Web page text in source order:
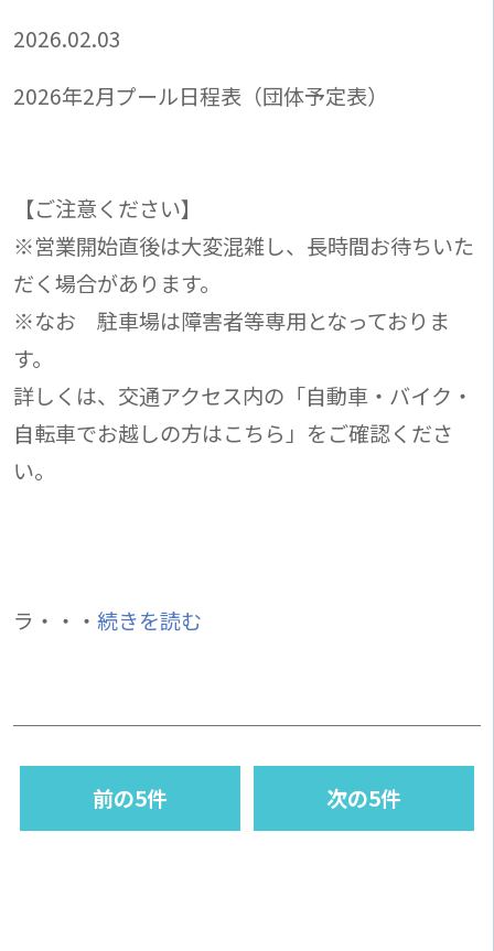
2026.02.03
2026年2月プール日程表（団体予定表）
【ご注意ください】
※営業開始直後は大変混雑し、長時間お待ちいた
だく場合があります。
※なお 駐車場は障害者等専用となっておりま
す。
詳しくは、交通アクセス内の「自動車・バイク・
自転車でお越しの方はこちら」をご確認くださ
い。
ラ・・・ 続きを読む
前の5件 次の5件